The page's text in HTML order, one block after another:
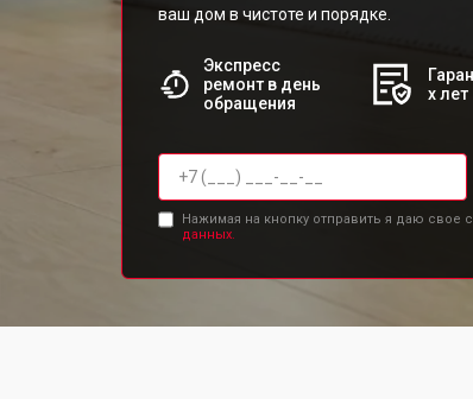
ваш дом в чистоте и порядке.
Экспресс
ремонт в день
обращения
х лет
Нажимая на кнопку отправить я даю свое
данных.